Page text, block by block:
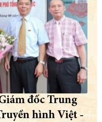
đốc Trung
hình Việt -